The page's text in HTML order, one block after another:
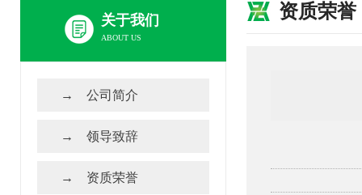
关于我们
ABOUT US
公司简介
领导致辞
资质荣誉
资质荣誉